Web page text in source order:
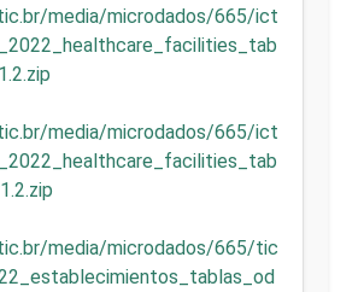
media/microdados/665/ict
media/microdados/665/ict
media/microdados/665/tic